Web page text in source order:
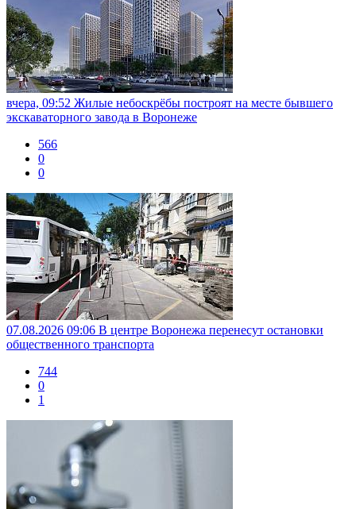
вчера, 09:52 Жилые небоскрёбы построят на месте бывшего
экскаваторного завода в Воронеже
566
0
0
07.08.2026 09:06 В центре Воронежа перенесут остановки
общественного транспорта
744
0
1